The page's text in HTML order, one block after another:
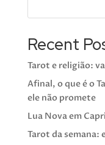
Recent
Tarot e religião:
Afinal, o que é o
ele não promete
Lua Nova em
Tarot da semana: